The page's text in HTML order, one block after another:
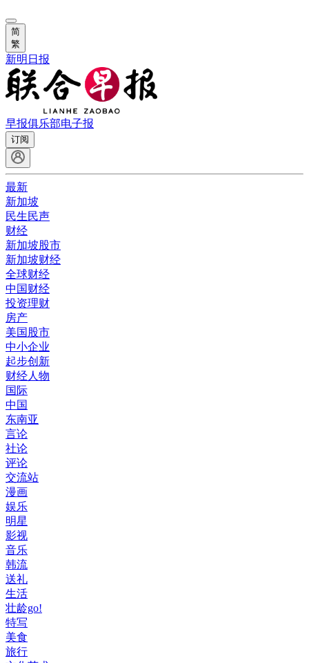
简
繁
新明日报
早报俱乐部电子报
订阅
最新
新加坡
民生民声
财经
新加坡股市
新加坡财经
全球财经
中国财经
投资理财
房产
美国股市
中小企业
起步创新
财经人物
国际
中国
东南亚
言论
社论
评论
交流站
漫画
娱乐
明星
影视
音乐
韩流
送礼
生活
壮龄go!
特写
美食
旅行